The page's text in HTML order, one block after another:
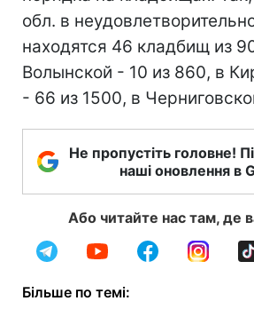
обл. в
находятся 46 кладбищ из
Волынской - 10 из 860, в
- 66 из 1500, в
Не пропустіть головне!
наші оновлення в
Або читайте нас там, де
Більше по темі: